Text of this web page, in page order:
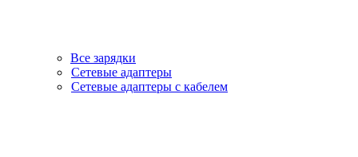
Все зарядки
Сетевые адаптеры
Сетевые адаптеры с кабелем